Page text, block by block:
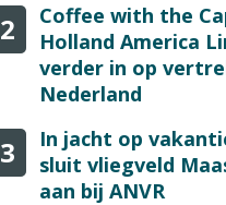
2
Coffee with the
Holland America
verder in op
Nederland
3
In jacht op
sluit vliegveld
aan bij ANVR